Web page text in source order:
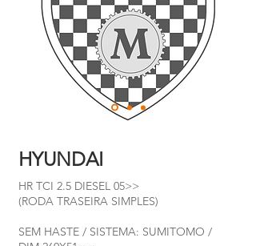
HYUNDAI
HR TCI 2.5 DIESEL 05>>
(RODA TRASEIRA SIMPLES)
SEM HASTE / SISTEMA: SUMITOMO /